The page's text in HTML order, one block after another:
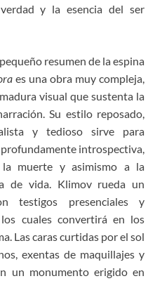
y la esencia del ser
resumen de la espina
es una obra muy compleja,
visual que sustenta la
Su estilo reposado,
y tedioso sirve para
introspectiva,
muerte y asimismo a la
de vida. Klimov rueda un
testigos presenciales y
cuales convertirá en los
Las caras curtidas por el sol
exentas de maquillajes y
un monumento erigido en